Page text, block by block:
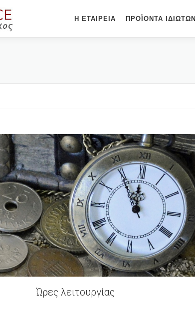
Η ΕΤΑΙΡΕΊΑ ΠΡΟΪΌΝΤΑ ΙΔΙΩΤΏΝ
Ώρες λειτουργίας